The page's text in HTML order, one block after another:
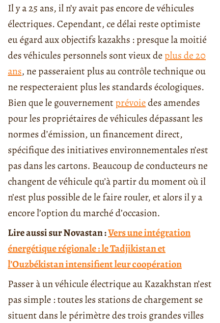
Il y a 25 ans, il n’y avait pas encore de véhicules
électriques. Cependant, ce délai reste optimiste
eu égard aux objectifs kazakhs : presque la moitié
des véhicules personnels sont vieux deplus de 20
ans, ne passeraient plus au contrôle technique ou
ne respecteraient plus les standards écologiques.
Bien que le gouvernementprévoiedes amendes
pour les propriétaires de véhicules dépassant les
normes d’émission, un financement direct,
spécifique des initiatives environnementales n’est
pas dans les cartons. Beaucoup de conducteurs ne
changent de véhicule qu’à partir du moment où il
n’est plus possible de le faire rouler, et alors il y a
encore l’option du marché d’occasion.
Lire aussi sur Novastan :Vers une intégration
énergétique régionale : le Tadjikistan et
l’Ouzbékistan intensifient leur coopération
Passer à un véhicule électrique au Kazakhstan n’est
pas simple : toutes les stations de chargement se
situent dans le périmètre des trois grandes villes